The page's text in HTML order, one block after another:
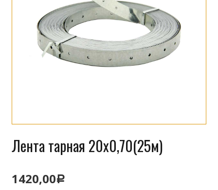
Лента тарная 20х0,70(25м)
1420,00Р